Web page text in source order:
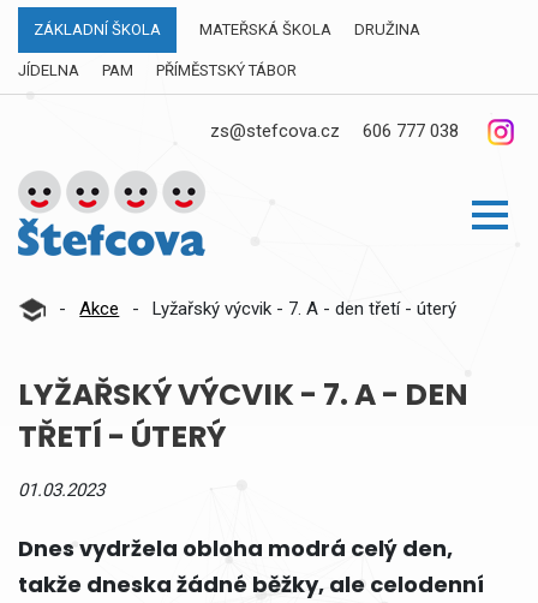
ZÁKLADNÍ ŠKOLA MATEŘSKÁ ŠKOLA DRUŽINA
JÍDELNA PAM PŘÍMĚSTSKÝ TÁBOR
zs@stefcova.cz 606 777 038
- Akce - Lyžařský výcvik - 7. A - den třetí - úterý
LYŽAŘSKÝ VÝCVIK - 7. A - DEN
TŘETÍ - ÚTERÝ
01.03.2023
Dnes vydržela obloha modrá celý den,
takže dneska žádné běžky, ale celodenní